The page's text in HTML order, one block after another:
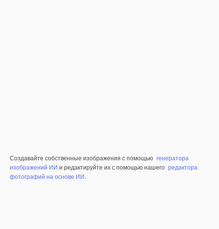
Создавайте собственные изображения с помощью генератора
изображений ИИ и редактируйте их с помощью нашего редактора
фотографий на основе ИИ.